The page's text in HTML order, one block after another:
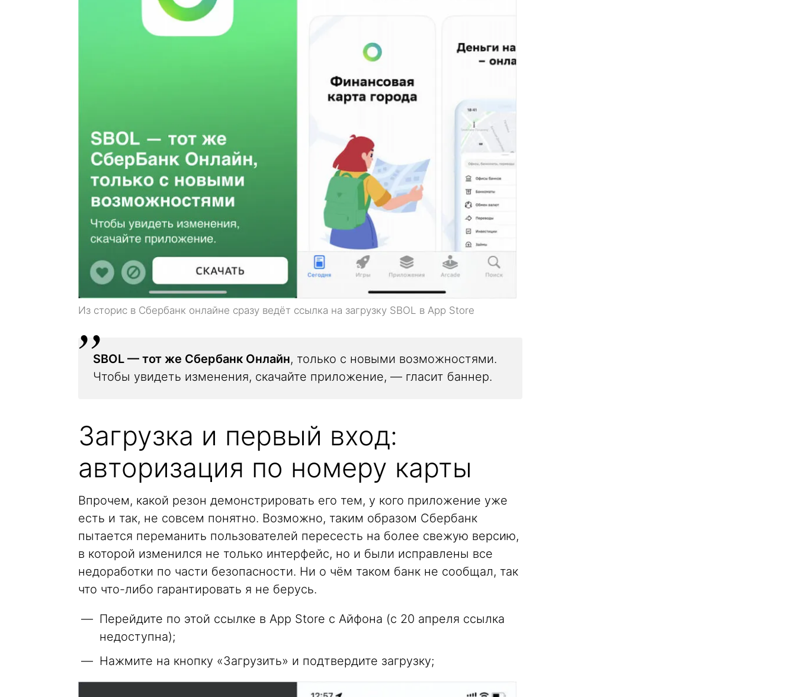
Из сторис в Сбербанк онлайне сразу ведёт ссылка на загрузку SBOL в App Store
SBOL — тот же Сбербанк Онлайн, только с новыми возможностями.
Чтобы увидеть изменения, скачайте приложение, — гласит баннер.
Загрузка и первый вход:
авторизация по номеру карты
Впрочем, какой резон демонстрировать его тем, у кого приложение уже
есть и так, не совсем понятно. Возможно, таким образом Сбербанк
пытается переманить пользователей пересесть на более свежую версию,
в которой изменился не только интерфейс, но и были исправлены все
недоработки по части безопасности. Ни о чём таком банк не сообщал, так
что что-либо гарантировать я не берусь.
Перейдите по этой ссылке в App Store с Айфона (с 20 апреля ссылка
недоступна);
Нажмите на кнопку «Загрузить» и подтвердите загрузку;